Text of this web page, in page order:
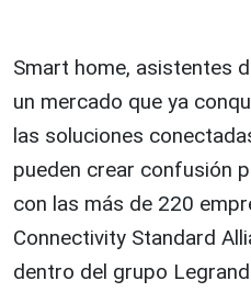
Smart home, asistentes
un mercado que ya
las soluciones
pueden crear confusión
con las más de 220
Connectivity Standard
dentro del grupo